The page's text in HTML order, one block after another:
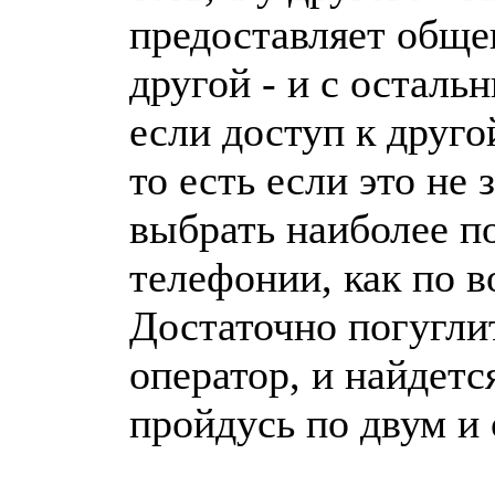
предоставляет
другой - и с
если доступ к
то есть если это
выбрать наиболее
телефонии, как по
Достаточно
оператор, и
пройдусь по двум